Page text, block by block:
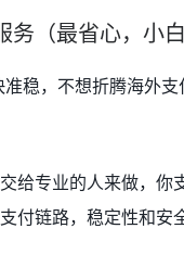
务（最省心，小白
稳，不想折腾海外支
给专业的人来做，
付链路，稳定性和安